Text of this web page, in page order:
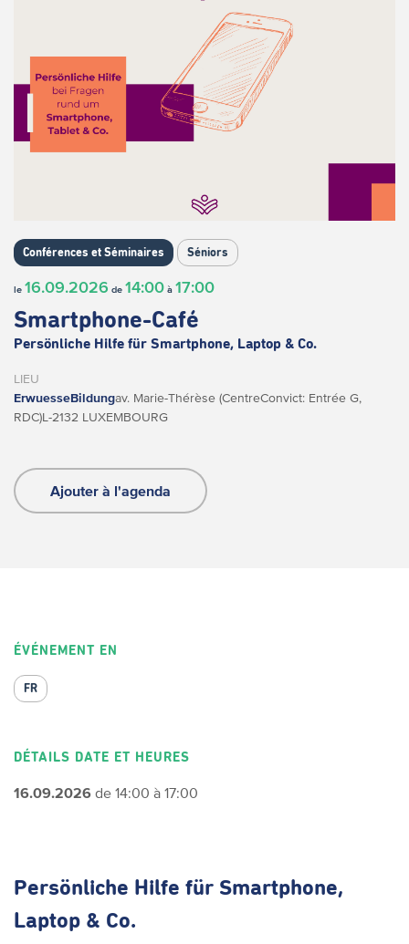
Conférences et Séminaires Séniors
le 16.09.2026 de 14:00 à 17:00
Smartphone-Café
Persönliche Hilfe für Smartphone, Laptop & Co.
LIEU
ErwuesseBildungav. Marie-Thérèse (CentreConvict: Entrée G,
RDC)L-2132 LUXEMBOURG
Ajouter à l'agenda
ÉVÉNEMENT EN
FR
DÉTAILS DATE ET HEURES
16.09.2026 de 14:00 à 17:00
Persönliche Hilfe für Smartphone,
Laptop & Co.